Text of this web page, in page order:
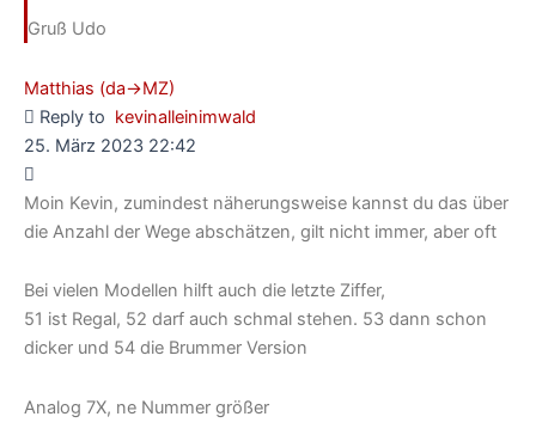
Gruß Udo
Matthias (da->MZ)
Reply to kevinalleinimwald
25. März 2023 22:42
Moin Kevin, zumindest näherungsweise kannst du das über
die Anzahl der Wege abschätzen, gilt nicht immer, aber oft
Bei vielen Modellen hilft auch die letzte Ziffer,
51 ist Regal, 52 darf auch schmal stehen. 53 dann schon
dicker und 54 die Brummer Version
Analog 7X, ne Nummer größer